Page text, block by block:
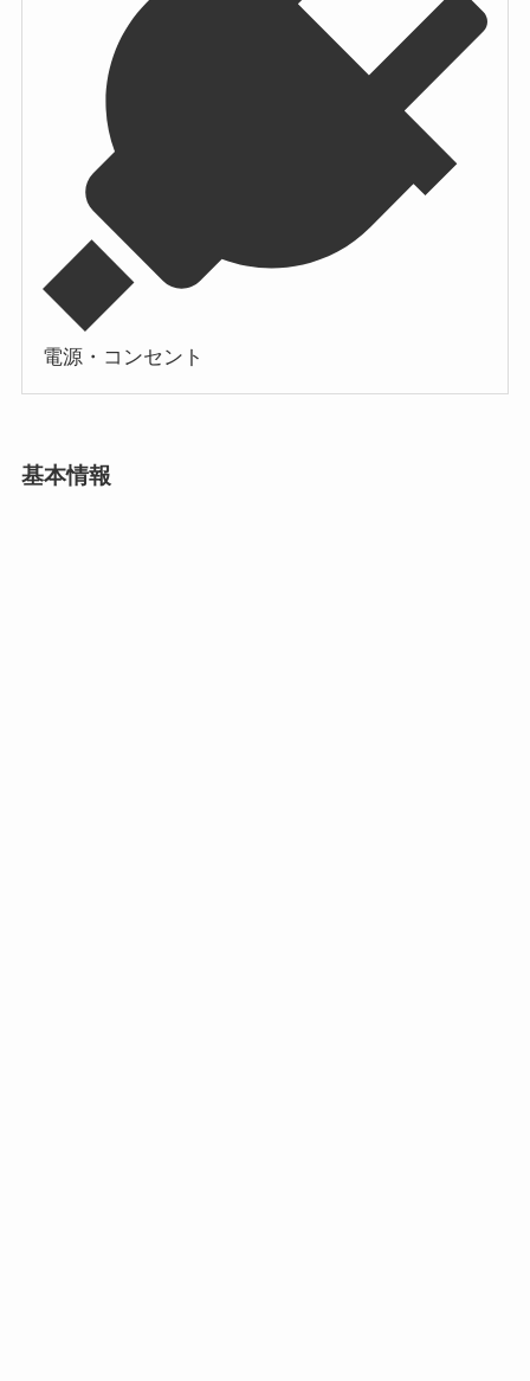
電源・コンセント
基本情報